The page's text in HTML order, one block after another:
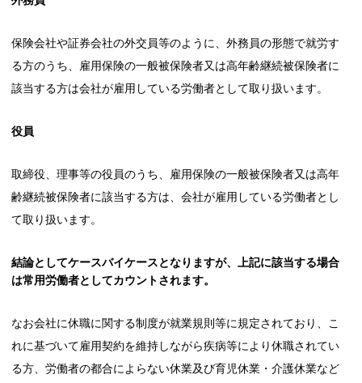
保険会社や証券会社の外交員等のように、外務員の形態で就労す
る方のうち、雇用保険の一般被保険者又は高年齢継続被保険者に
該当する方は会社が雇用している労働者として取り扱います。
役員
取締役、理事等の役員のうち、雇用保険の一般被保険者又は高年
齢継続被保険者に該当する方は、会社が雇用している労働者とし
て取り扱います。
結論としてケースバイケースとなりますが、上記に該当する場合
は常用労働者としてカウントされます。
なお会社に休職に関する制度が就業規則等に規定されており、こ
れに基づいて雇用契約を維持しながら疾病等により休職されてい
る方、労働者の都合によらない休業及び育児休業・介護休業など